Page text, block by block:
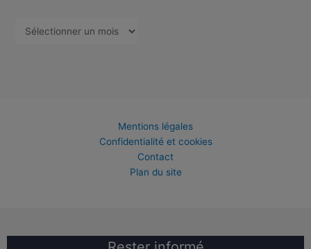
Mentions légales
Confidentialité et cookies
Contact
Plan du site